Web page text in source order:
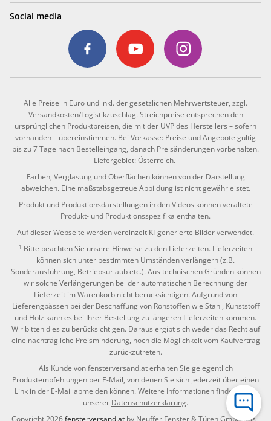
Social media
Alle Preise in Euro und inkl. der gesetzlichen Mehrwertsteuer, zzgl.
Versandkosten/Logistikzuschlag. Streichpreise entsprechen den
ursprünglichen Produktpreisen, die mit der UVP des Herstellers – sofern
vorhanden – übereinstimmen. Bei Vorkasse: Preise und Angebote gültig
bis zu 7 Tage nach Bestelleingang, danach Preisänderungen vorbehalten.
Liefergebiet: Österreich.
Farben, Verglasung und Oberflächen können von der Darstellung
abweichen. Eine maßstabsgetreue Abbildung ist nicht gewährleistet.
Produkt und Produktionsdarstellungen in den Videos können veraltete
Produkt- und Produktionsspezifika enthalten.
Auf dieser Webseite werden vereinzelt KI-generierte Bilder verwendet.
1 Bitte beachten Sie unsere Hinweise zu den Lieferzeiten. Lieferzeiten
können sich unter bestimmten Umständen verlängern (z.B.
Sonderausführung, Betriebsurlaub etc.). Aus technischen Gründen können
wir solche Verlängerungen bei der automatischen Berechnung der
Lieferzeit im Warenkorb nicht berücksichtigen. Aufgrund von
Lieferengpässen bei der Beschaffung von Rohstoffen wie Stahl, Kunststoff
und Holz kann es bei Ihrer Bestellung zu längeren Lieferzeiten kommen.
Wir bitten dies zu berücksichtigen. Daraus ergibt sich weder das Recht auf
eine nachträgliche Preisminderung, noch die Möglichkeit vom Kaufvertrag
zurückzutreten.
Als Kunde von fensterversand.at erhalten Sie gelegentlich
Produktempfehlungen per E-Mail, von denen Sie sich jederzeit über einen
Link in der E-Mail abmelden können. Weitere Informationen finden Sie in
unserer Datenschutzerklärung.